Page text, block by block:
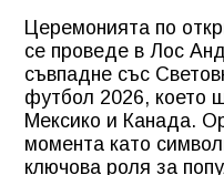
Церемонията по
се проведе в Лос
съвпадне със
футбол 2026, което
Мексико и Канада.
момента като
ключова роля за